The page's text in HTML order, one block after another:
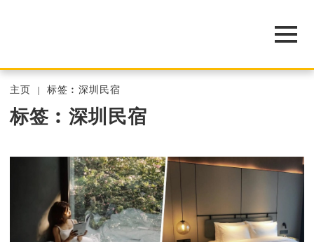
主页 标签︰深圳民宿
标签︰深圳民宿